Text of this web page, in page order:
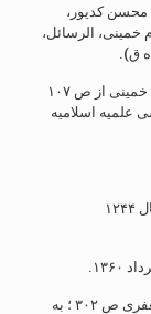
کدیور،
به نقل از: امام خمینی، الرسائل،
۸- همان سند، به نقل از کتاب کشف اسرار آیت الله خمینی از ص ۱۰۷
فروشی علمیه اسلامیه
۱۰ – مرحوم نراقی معروف به فاضل کاشانی در سال ۱۲۴۴
۱۲-ولایت فقیه، بدعت و فرعونیت بنام دین، محمد جعفری ص ۳۰۲ ؛ به